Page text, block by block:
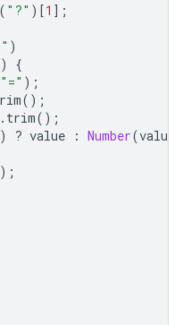
( "?" )[1 ];
)
)
{
"=" );
();
trim();
) ? value : Number(value
);